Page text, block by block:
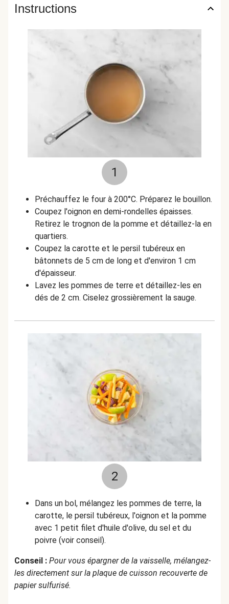
Instructions
1
Préchauffez le four à 200°C. Préparez le bouillon.
Coupez l'oignon en demi-rondelles épaisses.
Retirez le trognon de la pomme et détaillez-la en
quartiers.
Coupez la carotte et le persil tubéreux en
bâtonnets de 5 cm de long et d'environ 1 cm
d'épaisseur.
Lavez les pommes de terre et détaillez-les en
dés de 2 cm. Ciselez grossièrement la sauge.
2
Dans un bol, mélangez les pommes de terre, la
carotte, le persil tubéreux, l'oignon et la pomme
avec 1 petit filet d'huile d'olive, du sel et du
poivre (voir conseil).
Conseil : Pour vous épargner de la vaisselle, mélangez-
les directement sur la plaque de cuisson recouverte de
papier sulfurisé.